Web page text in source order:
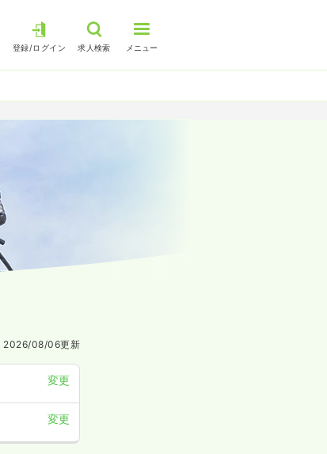
登録/ログイン 求人検索 メニュー
2026/08/06更新
変更
変更